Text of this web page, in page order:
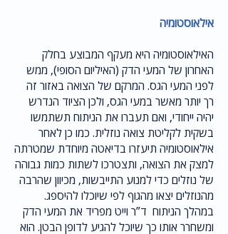
אילאוסטומיה
האילאוסטומיה היא מעקף המבוצע בחלק
האחרון של המעי הדק (האיליום הסופי), ממש
לפני המעי הגס. המרקם של הצואה באזור זה
רך יותר מאשר במעי הגס, ולכן הציוד הנדרש
יהיה ייחודי, ואם תעברו את הניתוח תשתמשו
בשקית לקליטת צואה נוזלית. כמו כן לאחר
אילאוסטומיה תיעזרו בדיאטה מיוחדת שמטרתה
למצק את הצואה, ותצטרכו לשתות כמות גבוהה
של נוזלים כדי למנוע התייבשות, מכיוון שהרבה
מהנוזלים יצאו מהגוף לפי שיוכלו להיספג.
במהלך הניתוח ד”ר וייט מפריד את המעי הדק
ומשחרר אותו כך שיוכל להגיע לדופן הבטן. הוא